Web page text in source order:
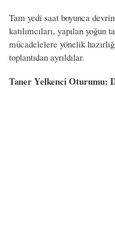
Tam yedi saat boyunca
katılımcıları, yapılan yoğun
mücadelelere yönelik
toplantıdan ayrıldılar.
Taner Yelkenci Oturumu: